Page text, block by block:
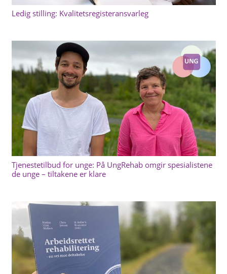
Ledig stilling: Kvalitetsregisteransvarleg
Tjenestetilbud for unge: På UngRehab omgir spesialistene
de unge – tiltakene er klare